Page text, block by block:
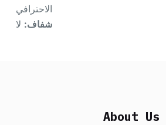
الاحترافي
شفاف: لا
About Us